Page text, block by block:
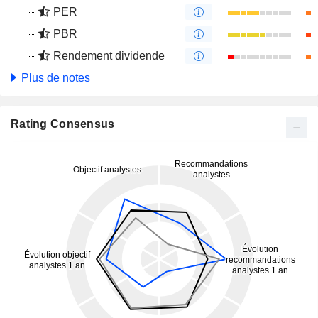
PER
PBR
Rendement dividende
Plus de notes
Rating Consensus